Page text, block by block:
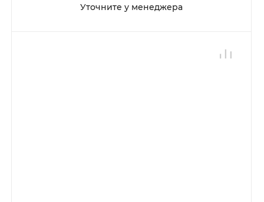
Уточните у менеджера